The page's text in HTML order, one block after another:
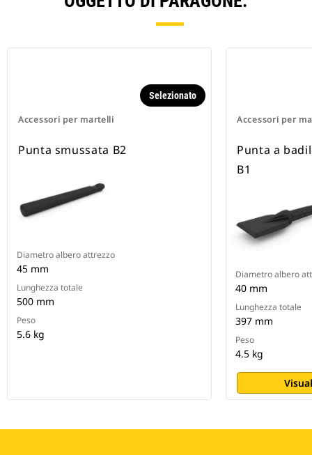
Accessori per martelli
Selezionato
Punta smussata B2
Diametro albero attrezzo
45 mm
Lunghezza totale
500 mm
Peso
5.6 kg
Accessori per
Punta a
B1
Diametro albero
40 mm
Lunghezza totale
397 mm
Peso
4.5 kg